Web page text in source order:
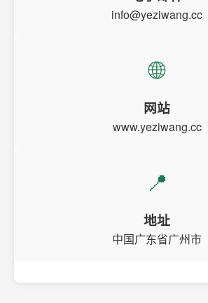
info@yeziwang.cc
🌐
网站
www.yeziwang.cc
📍
地址
中国广东省广州市